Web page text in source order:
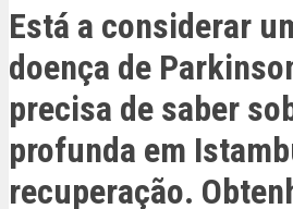
Está a considerar
doença de
precisa de saber
profunda em
recuperação.